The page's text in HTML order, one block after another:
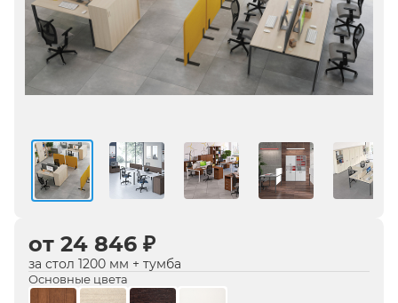
от 24 846 ₽
за стол 1200 мм + тумба
Основные цвета